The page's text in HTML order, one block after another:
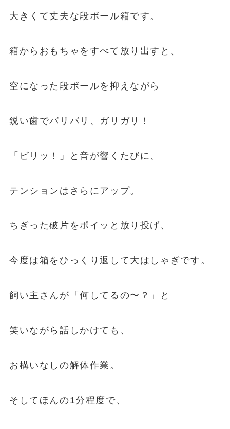
大きくて丈夫な段ボール箱です。
箱からおもちゃをすべて放り出すと、
空になった段ボールを抑えながら
鋭い歯でバリバリ、ガリガリ！
「ビリッ！」と音が響くたびに、
テンションはさらにアップ。
ちぎった破片をポイッと放り投げ、
今度は箱をひっくり返して大はしゃぎです。
飼い主さんが「何してるの〜？」と
笑いながら話しかけても、
お構いなしの解体作業。
そしてほんの1分程度で、